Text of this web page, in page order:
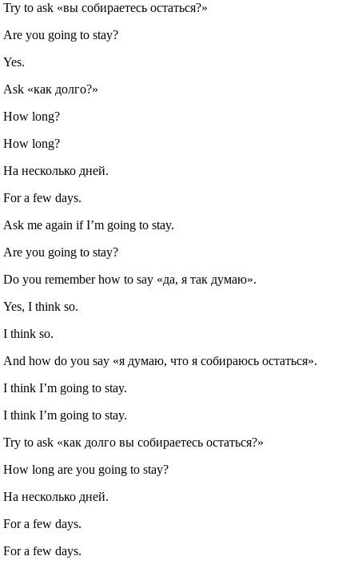
Try to ask «вы собираетесь остаться?»
Are you going to stay?
Yes.
Ask «как долго?»
How long?
How long?
На несколько дней.
For a few days.
Ask me again if I’m going to stay.
Are you going to stay?
Do you remember how to say «да, я так думаю».
Yes, I think so.
I think so.
And how do you say «я думаю, что я собираюсь остаться».
I think I’m going to stay.
I think I’m going to stay.
Try to ask «как долго вы собираетесь остаться?»
How long are you going to stay?
На несколько дней.
For a few days.
For a few days.